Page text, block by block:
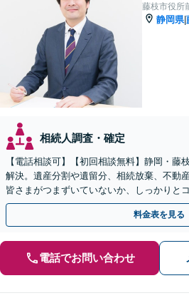
藤枝市役所
静岡県|
相続人調査・確定
【電話相談可】【初回相談無料】静岡・藤
解決。遺産分割や遺留分、相続放棄、不動
皆さまがつまずいていないか、しっかりと
ながらお話を進めます【休日・夜間相談可
料金表を見る
電話でお問い合わせ